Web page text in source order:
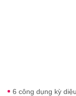
6 công dụng kỳ